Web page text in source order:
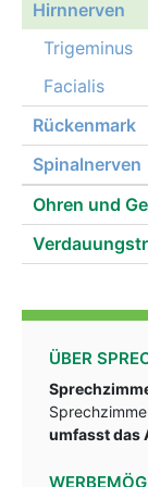
Hirnnerven
Trigeminus
Facialis
Rückenmark
Spinalnerven
Ohren und
ÜBER
umfasst das